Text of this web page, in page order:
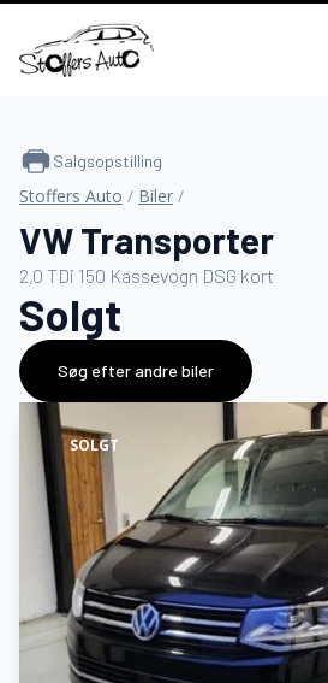
SOLGT
Salgsopstilling
Stoffers Auto / Biler /
VW Transporter
2,0 TDi 150 Kassevogn DSG kort
Solgt
Søg efter andre biler